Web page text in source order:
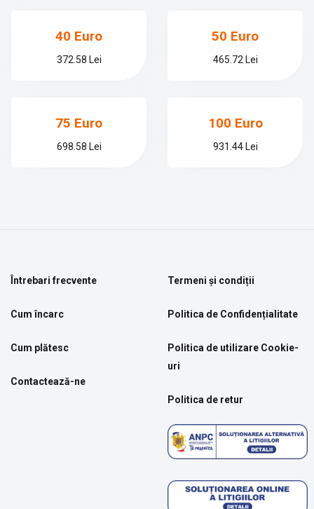
40 Euro
372.58 Lei
50 Euro
465.72 Lei
75 Euro
698.58 Lei
100 Euro
931.44 Lei
Întrebari frecvente
Cum încarc
Cum plătesc
Contactează-ne
Termeni și condiții
Politica de Confidențialitate
Politica de utilizare Cookie-
uri
Politica de retur